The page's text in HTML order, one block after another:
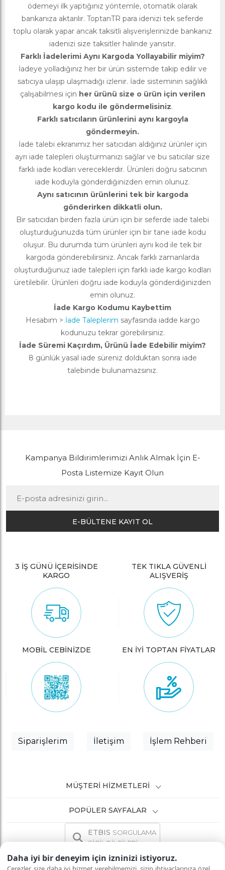
Daha iyi bir deneyim için izninizi istiyoruz.
ödemeyi ilk yaptığınız yöntemle, otomatik olarak
bankanıza aktarılır. ToptanTR para idenizi tek seferde
toplu olarak yapar ancak taksitli alışverişlerinizde bankanız
iadenizi size taksitler halinde yansıtır.
Farklı İadelerimi Aynı Kargoda Yollayabilir miyim?
İadeye yolladığınız her bir ürün sistemde takip edilir ve
satıcıya ulaşıp ulaşmadığı izlenir. İade sisteminin sağlıklı
çalışabilmesi için her ürünü size o ürün için verilen
kargo kodu ile göndermelisiniz.
Farklı satıcıların ürünlerini aynı kargoyla
göndermeyin.
İade talebi ekranımız her satıcıdan aldığınız ürünler için
ayrı iade talepleri oluşturmanızı sağlar ve bu satıcılar size
farklı iade kodları vereceklerdir. Ürünleri doğru satıcının
iade koduyla gönderdiğinizden emin olunuz.
Aynı satıcının ürünlerini tek bir kargoda
gönderirken dikkatli olun.
Bir satıcıdan birden fazla ürün için bir seferde iade talebi
oluşturduğunuzda tüm ürünler için bir tane iade kodu
oluşur. Bu durumda tüm ürünleri aynı kod ile tek bir
kargoda gönderebilirsiniz. Ancak farklı zamanlarda
oluşturduğunuz iade talepleri için farklı iade kargo kodları
üretilebilir. Ürünleri doğru iade koduyla gönderdiğinizden
emin olunuz.
İade Kargo Kodumu Kaybettim
Hesabım > İade Taleplerim sayfasında iadde kargo
kodunuzu tekrar görebilirsiniz.
İade Süremi Kaçırdım, Ürünü İade Edebilir miyim?
8 günlük yasal iade süreniz dolduktan sonra iade
talebinde bulunamazsınız.
Kampanya Bildirimlerimizi Anlık Almak İçin E-
Posta Listemize Kayıt Olun
E-BÜLTENE KAYIT OL
3 İŞ GÜNÜ İÇERİSİNDE
KARGO
TEK TIKLA GÜVENLİ
ALIŞVERİŞ
MOBİL CEBİNİZDE EN İYİ TOPTAN FİYATLAR
Siparişlerim İletişim İşlem Rehberi
MÜŞTERI HIZMETLERI
POPÜLER SAYFALAR
ETBIS SORGULAMA
SİCİL BİLGİLERİ